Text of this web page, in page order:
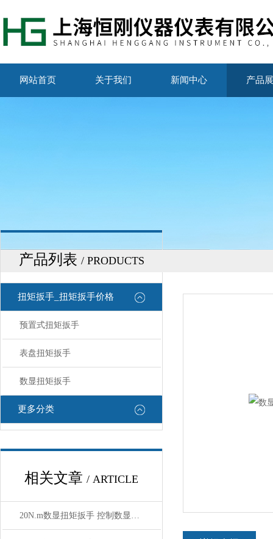
网站首页 关于我们 新闻中心 产品
产品列表 / PRODUCTS
扭矩扳手_扭矩扳手价格
预置式扭矩扳手
表盘扭矩扳手
数显扭矩扳手
更多分类
相关文章 / ARTICLE
20N.m数显扭矩扳手 控制数显扭矩扳手